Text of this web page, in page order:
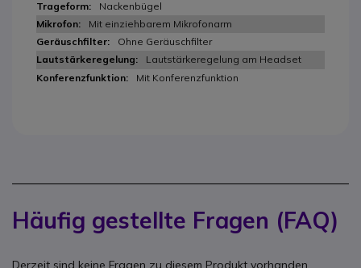
Nackenbügel
Mit einziehbarem Mikrofonarm
Ohne Geräuschfilter
Lautstärkeregelung am Headset
Mit Konferenzfunktion
Häufig gestellte Fragen (FAQ)
Derzeit sind keine Fragen zu diesem Produkt vorhanden.